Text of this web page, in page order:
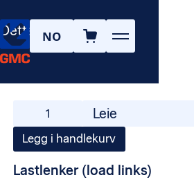
NO
Dette er GMC
Lasttesting
Lastlenker
Legg i handlekurv
Lastlenker (load links)